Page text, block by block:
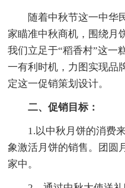
随着中秋节这一中华
家瞄准中秋商机，围绕月
我们立足于“稻香村”这一
一有利时机，力图实现品
定这一促销策划设计。
二、促销目标：
1.以中秋月饼的消费
象激活月饼的销售。团圆
家中。